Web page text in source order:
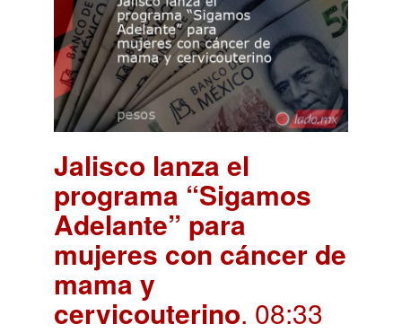
Jalisco lanza el
programa “Sigamos
Adelante” para
mujeres con cáncer de
mama y
cervicouterino. 08:33